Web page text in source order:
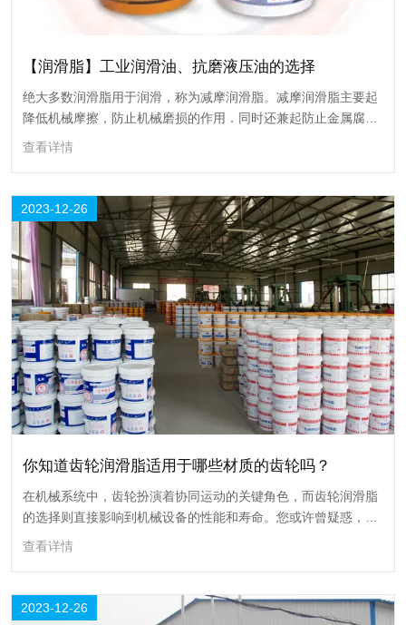
绝大多数润滑脂用于润滑，称为减摩润滑脂。减摩润滑脂主要起降低机械
摩擦，防止机械磨损的作用．同时还兼起防止金属腐蚀的保护作用，及密
封防尘作用。
查看详情
26
2023-12
【润滑脂】工业润滑油、抗磨液压油的选择
绝大多数润滑脂用于润滑，称为减摩润滑脂。减摩润滑脂主要起
降低机械摩擦，防止机械磨损的作用．同时还兼起防止金属腐蚀
的保护作用，及密封防尘作用。
查看详情
2023-12-26
你知道齿轮润滑脂适用于哪些材质的齿轮吗？
在机械系统中，齿轮扮演着协同运动的关键角色，而齿轮润滑脂
的选择则直接影响到机械设备的性能和寿命。您或许曾疑惑，齿
轮润滑脂都适用于哪些材质的齿轮呢？
查看详情
2023-12-26